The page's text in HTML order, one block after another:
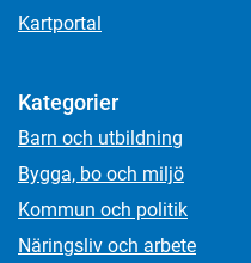
Kartportal
Kategorier
Barn och utbildning
Bygga, bo och miljö
Kommun och politik
Näringsliv och arbete